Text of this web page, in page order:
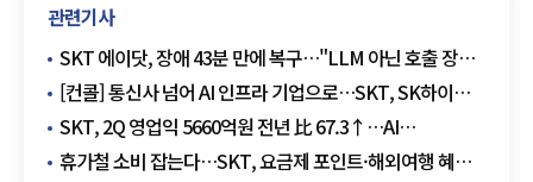
관련기사
SKT 에이닷, 장애 43분 만에 복구…"LLM 아닌 호출 장비
오류"
[컨콜] 통신사 넘어 AI 인프라 기업으로…SKT, SK하이퍼
앞세워 데이터센터 주도권 경쟁
SKT, 2Q 영업익 5660억원 전년 比 67.3↑…AI
데이터센터가 만든 새 성장축
휴가철 소비 잡는다…SKT, 요금제 포인트·해외여행 혜택